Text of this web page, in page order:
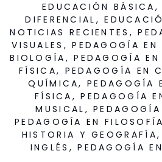
EDUCACIÓN BÁSICA
DIFERENCIAL ,
NOTICIAS RECIENTES ,
VISUALES ,PEDAGOGÍA EN
BIOLOGÍA ,PEDAGOGÍA
FÍSICA, PEDAGOGÍA EN
QUÍMICA,PEDAGOGÍA
FÍSICA ,PEDAGOGÍA
MUSICAL ,
PEDAGOGÍA EN FILOSOFÍA
HISTORIA Y GEOGRAFÍA,
INGLÉS ,PEDAGOGÍA